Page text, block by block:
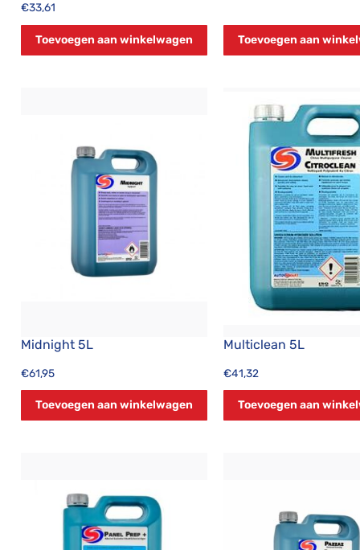
€33,61
Toevoegen aan winkelwagen Toevoegen aan
Midnight 5L
€61,95
Toevoegen aan winkelwagen
Multiclean 5L
€41,32
Toevoegen aan